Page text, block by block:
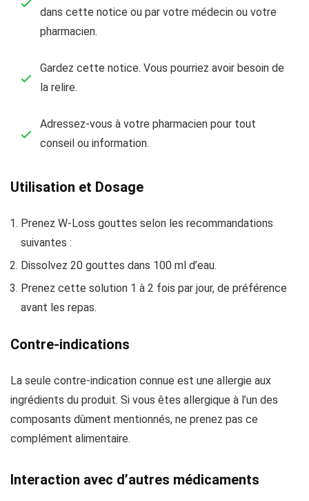
dans cette notice ou par votre médecin ou votre
pharmacien.
Gardez cette notice. Vous pourriez avoir besoin de
la relire.
Adressez-vous à votre pharmacien pour tout
conseil ou information.
Utilisation et Dosage
Prenez W-Loss gouttes selon les recommandations
suivantes :
Dissolvez 20 gouttes dans 100 ml d’eau.
Prenez cette solution 1 à 2 fois par jour, de préférence
avant les repas.
Contre-indications
La seule contre-indication connue est une allergie aux
ingrédients du produit. Si vous êtes allergique à l’un des
composants dûment mentionnés, ne prenez pas ce
complément alimentaire.
Interaction avec d’autres médicaments